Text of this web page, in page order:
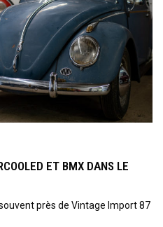
ET BMX DANS LE
près de Vintage Import 87